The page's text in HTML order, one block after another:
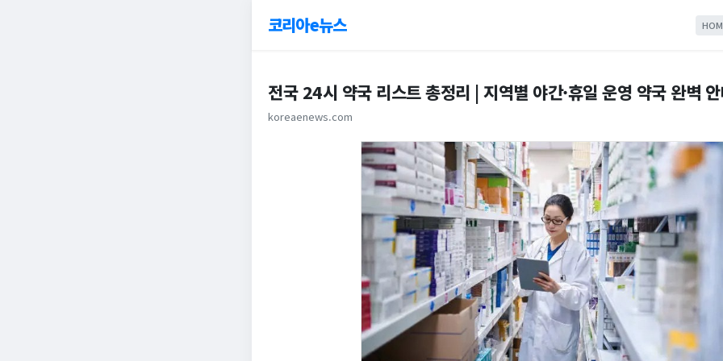
코리아e뉴스
전국 24시 약국 리스트 총정리 | 지역별 야간·휴일 운영 약국 완벽
koreaenews.com